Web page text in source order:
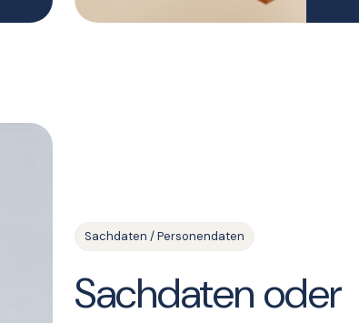
Sachdaten / Personendaten
Sachdaten oder